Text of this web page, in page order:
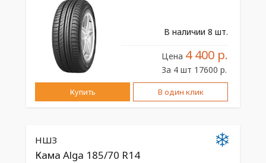
В наличии 8 шт.
Цена 4 400 р.
За 4 шт 17600 р.
Купить В один клик
НШЗ
Кама Alga 185/70 R14